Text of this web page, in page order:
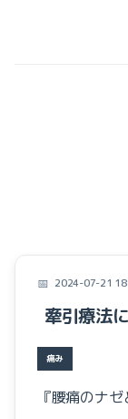
2024-07-21
牽引療法
痛み
『腰痛のナ